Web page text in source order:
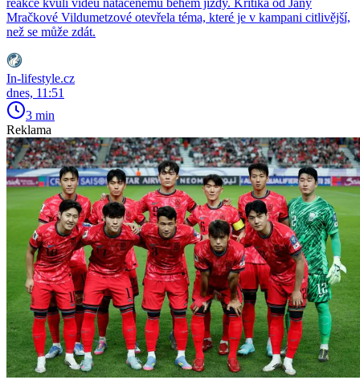
reakce kvůli videu natáčenému během jízdy. Kritika od Jany
Mračkové Vildumetzové otevřela téma, které je v kampani citlivější,
než se může zdát.
In-lifestyle.cz
dnes, 11:51
3 min
Reklama